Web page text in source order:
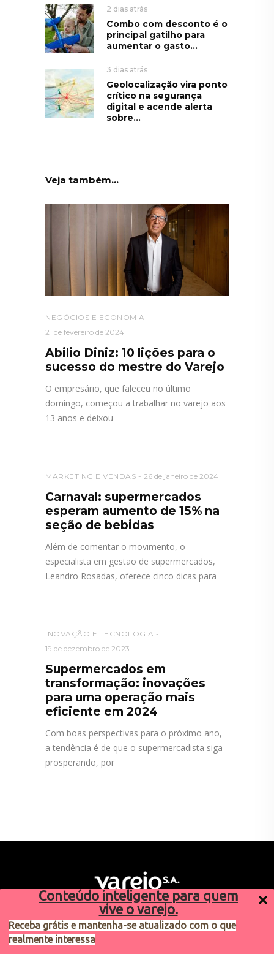
Conteúdo inteligente para quem
vive o varejo.
Receba grátis e mantenha-se atualizado com o que
realmente interessa
2 dias atrás
Combo com desconto é o
principal gatilho para
aumentar o gasto...
3 dias atrás
Geolocalização vira ponto
crítico na segurança
digital e acende alerta
sobre...
Veja também...
NEGÓCIOS E ECONOMIA
21 de fevereiro de 2024
Abilio Diniz: 10 lições para o
sucesso do mestre do Varejo
O empresário, que faleceu no último
domingo, começou a trabalhar no varejo aos
13 anos e deixou
MARKETING E VENDAS 26 de janeiro de 2024
Carnaval: supermercados
esperam aumento de 15% na
seção de bebidas
Além de comentar o movimento, o
especialista em gestão de supermercados,
Leandro Rosadas, oferece cinco dicas para
INOVAÇÃO E TECNOLOGIA
19 de dezembro de 2023
Supermercados em
transformação: inovações
para uma operação mais
eficiente em 2024
Com boas perspectivas para o próximo ano,
a tendência é de que o supermercadista siga
prosperando, por
Sugestões de pauta